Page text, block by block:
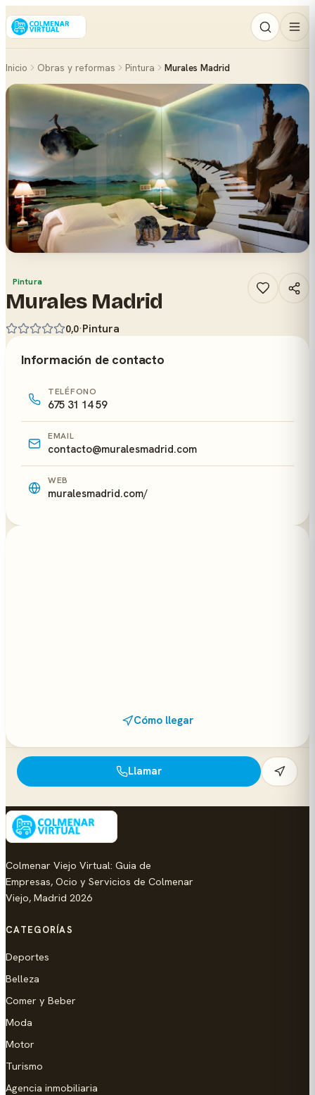
Inicio Obras y reformas Pintura Murales Madrid
Pintura
Murales Madrid
0,0·Pintura
Información de contacto
TELÉFONO
675 31 14 59
EMAIL
contacto@muralesmadrid.com
WEB
muralesmadrid.com/
Cómo llegar
Llamar
Colmenar Viejo Virtual: Guia de
Empresas, Ocio y Servicios de Colmenar
Viejo, Madrid 2026
CATEGORÍAS
Deportes
Belleza
Comer y Beber
Moda
Motor
Turismo
Agencia inmobiliaria